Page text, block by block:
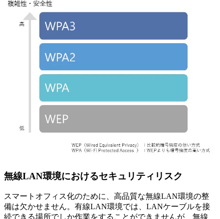
無線LAN環境におけるセキュリティリスク
スマートオフィス化のために、高品質な無線LAN環境の整
備は欠かせません。有線LAN環境では、LANケーブルを接
続できる場所でしか作業をすることができませんが、無線